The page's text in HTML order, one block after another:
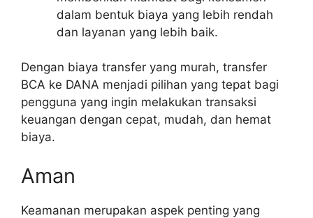
dalam bentuk biaya yang lebih rendah
dan layanan yang lebih baik.
Dengan biaya transfer yang murah, transfer
BCA ke DANA menjadi pilihan yang tepat bagi
pengguna yang ingin melakukan transaksi
keuangan dengan cepat, mudah, dan hemat
biaya.
Aman
Keamanan merupakan aspek penting yang